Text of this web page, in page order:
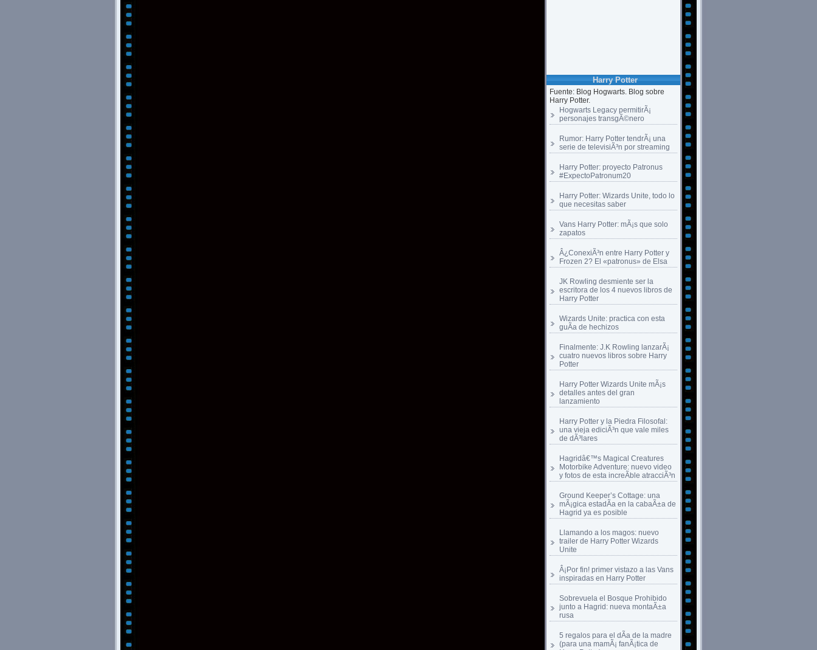
Harry Potter
Fuente: Blog Hogwarts. Blog sobre
Harry Potter.
Hogwarts Legacy permitirÃ¡
personajes transgÃ©nero
Rumor: Harry Potter tendrÃ¡ una
serie de televisiÃ³n por streaming
Harry Potter: proyecto Patronus
#ExpectoPatronum20
Harry Potter: Wizards Unite, todo lo
que necesitas saber
Vans Harry Potter: mÃ¡s que solo
zapatos
Â¿ConexiÃ³n entre Harry Potter y
Frozen 2? El «patronus» de Elsa
JK Rowling desmiente ser la
escritora de los 4 nuevos libros de
Harry Potter
Wizards Unite: practica con esta
guÃ­a de hechizos
Finalmente: J.K Rowling lanzarÃ¡
cuatro nuevos libros sobre Harry
Potter
Harry Potter Wizards Unite mÃ¡s
detalles antes del gran
lanzamiento
Harry Potter y la Piedra Filosofal:
una vieja ediciÃ³n que vale miles
de dÃ³lares
Hagridâ€™s Magical Creatures
Motorbike Adventure: nuevo video
y fotos de esta increÃ­ble atracciÃ³n
Ground Keeper’s Cottage: una
mÃ¡gica estadÃ­a en la cabaÃ±a de
Hagrid ya es posible
Llamando a los magos: nuevo
trailer de Harry Potter Wizards
Unite
Â¡Por fin! primer vistazo a las Vans
inspiradas en Harry Potter
Sobrevuela el Bosque Prohibido
junto a Hagrid: nueva montaÃ±a
rusa
5 regalos para el dÃ­a de la madre
(para una mamÃ¡ fanÃ¡tica de